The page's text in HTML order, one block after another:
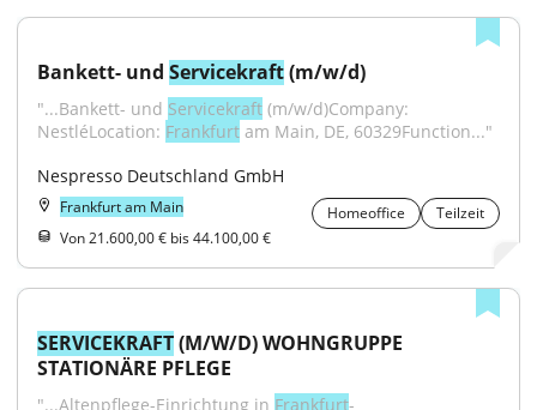
Bankett- und Servicekraft (m/w/d)
"...Bankett- und Servicekraft (m/w/d)Company:
NestléLocation: Frankfurt am Main, DE, 60329Function..."
Nespresso Deutschland GmbH
Frankfurt am Main Homeoffice
Teilzeit
Von 21.600,00 € bis 44.100,00 €
SERVICEKRAFT (M/W/D) WOHNGRUPPE
STATIONÄRE PFLEGE
"...Altenpflege-Einrichtung in Frankfurt-